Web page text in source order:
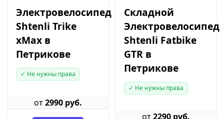
Электровелосипед
Shtenli Trike
xMax в
Петрикове
✓ Не нужны права
от2990 руб.
Складной
Электровелосипед
Shtenli Fatbike
GTR в
Петрикове
✓ Не нужны права
от2290 руб.